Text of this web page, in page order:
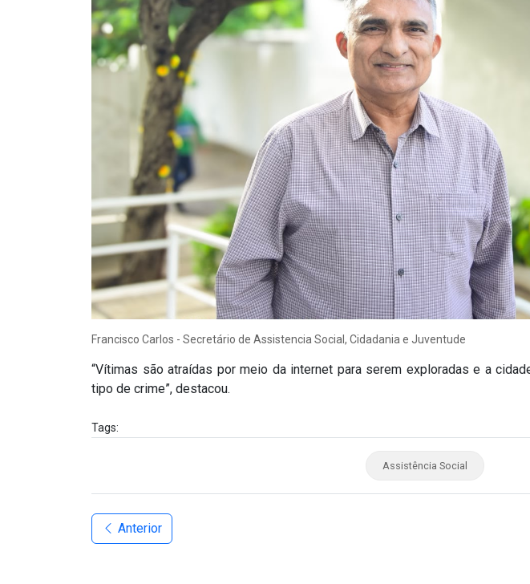
Francisco Carlos - Secretário de Assistencia Social, Cidadania e Juventude
“Vítimas são atraídas por meio da internet para serem exploradas e a
tipo de crime”, destacou.
Tags:
Assistência Social
Anterior